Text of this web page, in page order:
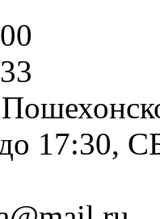
17:30,